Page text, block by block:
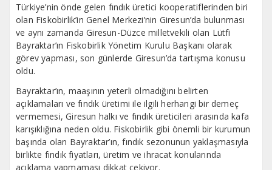
Türkiye’nin önde gelen fındık üretici kooperatiflerinden biri
olan Fiskobirlik’in Genel Merkezi’nin Giresun’da bulunması
ve aynı zamanda Giresun-Düzce milletvekili olan Lütfi
Bayraktar’ın Fiskobirlik Yönetim Kurulu Başkanı olarak
görev yapması, son günlerde Giresun’da tartışma konusu
oldu.
Bayraktar’ın, maaşının yeterli olmadığını belirten
açıklamaları ve fındık üretimi ile ilgili herhangi bir demeç
vermemesi, Giresun halkı ve fındık üreticileri arasında kafa
karışıklığına neden oldu. Fiskobirlik gibi önemli bir kurumun
başında olan Bayraktar’ın, fındık sezonunun yaklaşmasıyla
birlikte fındık fiyatları, üretim ve ihracat konularında
açıklama yapmaması dikkat çekiyor.